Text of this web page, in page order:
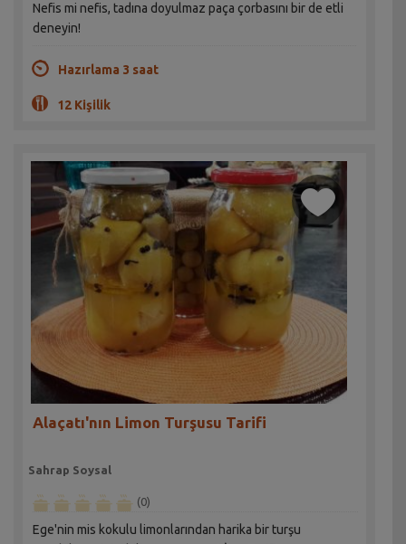
Nefis mi nefis, tadına doyulmaz paça çorbasını bir de etli
deneyin!
Hazırlama 3 saat
12 Kişilik
Alaçatı'nın Limon Turşusu Tarifi
Sahrap Soysal
(0)
Ege'nin mis kokulu limonlarından harika bir turşu